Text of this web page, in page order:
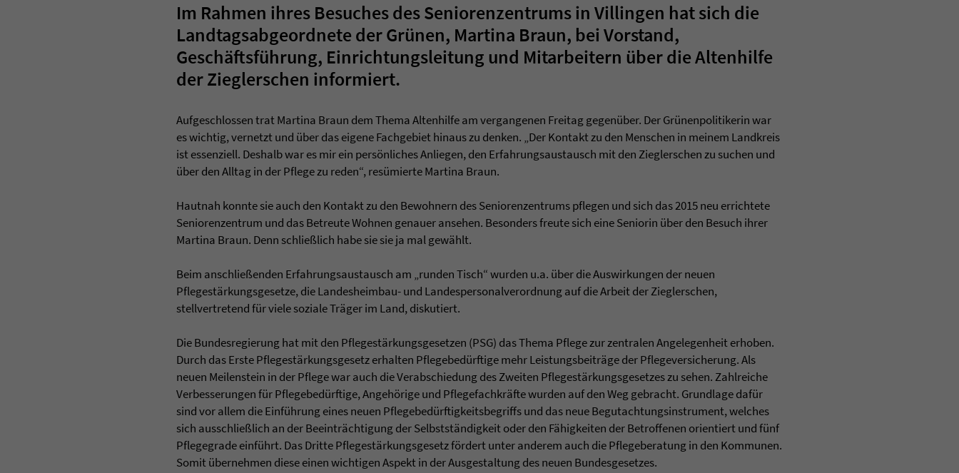
Im Rahmen ihres Besuches des Seniorenzentrums in Villingen hat sich die
Landtagsabgeordnete der Grünen, Martina Braun, bei Vorstand,
Geschäftsführung, Einrichtungsleitung und Mitarbeitern über die Altenhilfe
der Zieglerschen informiert.
Aufgeschlossen trat Martina Braun dem Thema Altenhilfe am vergangenen Freitag gegenüber. Der Grünenpolitikerin war
es wichtig, vernetzt und über das eigene Fachgebiet hinaus zu denken. „Der Kontakt zu den Menschen in meinem Landkreis
ist essenziell. Deshalb war es mir ein persönliches Anliegen, den Erfahrungsaustausch mit den Zieglerschen zu suchen und
über den Alltag in der Pflege zu reden“, resümierte Martina Braun.
Hautnah konnte sie auch den Kontakt zu den Bewohnern des Seniorenzentrums pflegen und sich das 2015 neu errichtete
Seniorenzentrum und das Betreute Wohnen genauer ansehen. Besonders freute sich eine Seniorin über den Besuch ihrer
Martina Braun. Denn schließlich habe sie sie ja mal gewählt.
Beim anschließenden Erfahrungsaustausch am „runden Tisch“ wurden u.a. über die Auswirkungen der neuen
Pflegestärkungsgesetze, die Landesheimbau- und Landespersonalverordnung auf die Arbeit der Zieglerschen,
stellvertretend für viele soziale Träger im Land, diskutiert.
Die Bundesregierung hat mit den Pflegestärkungsgesetzen (PSG) das Thema Pflege zur zentralen Angelegenheit erhoben.
Durch das Erste Pflegestärkungsgesetz erhalten Pflegebedürftige mehr Leistungsbeiträge der Pflegeversicherung. Als
neuen Meilenstein in der Pflege war auch die Verabschiedung des Zweiten Pflegestärkungsgesetzes zu sehen. Zahlreiche
Verbesserungen für Pflegebedürftige, Angehörige und Pflegefachkräfte wurden auf den Weg gebracht. Grundlage dafür
sind vor allem die Einführung eines neuen Pflegebedürftigkeitsbegriffs und das neue Begutachtungsinstrument, welches
sich ausschließlich an der Beeinträchtigung der Selbstständigkeit oder den Fähigkeiten der Betroffenen orientiert und fünf
Pflegegrade einführt. Das Dritte Pflegestärkungsgesetz fördert unter anderem auch die Pflegeberatung in den Kommunen.
Somit übernehmen diese einen wichtigen Aspekt in der Ausgestaltung des neuen Bundesgesetzes.